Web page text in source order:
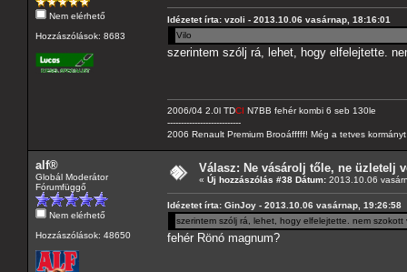
Nem elérhető
Hozzászólások: 8683
Idézetet írta: vzoli - 2013.10.06 vasárnap, 18:16:01
Vilo
szerintem szólj rá, lehet, hogy elfelejtette.
2006/04 2.0l TDCI N7BB fehér kombi 6 seb 130le
---------------------------
2006 Renault Premium Brooáfffff! Még a tetves
alf®
Globál Moderátor
Fórumfüggő
Nem elérhető
Hozzászólások: 48650
Válasz: Ne vásárolj tőle, ne üzletelj
« Új hozzászólás #38 Dátum: 2013.10.06
Idézetet írta: GinJoy - 2013.10.06 vasárnap, 19:26:58
szerintem szólj rá, lehet, hogy elfelejtette. nem szokott
fehér Rönó magnum?